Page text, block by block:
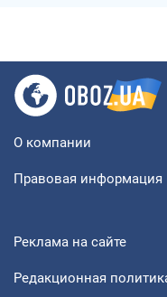
О компании
Правовая информация
Реклама на сайте
Редакционная